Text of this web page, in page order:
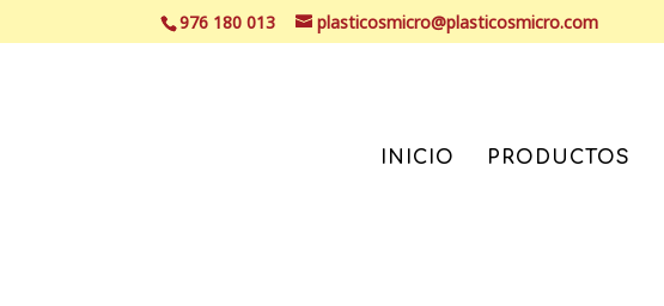
976 180 013 plasticosmicro@plasticosmicro.com
INICIO PRODUCTOS